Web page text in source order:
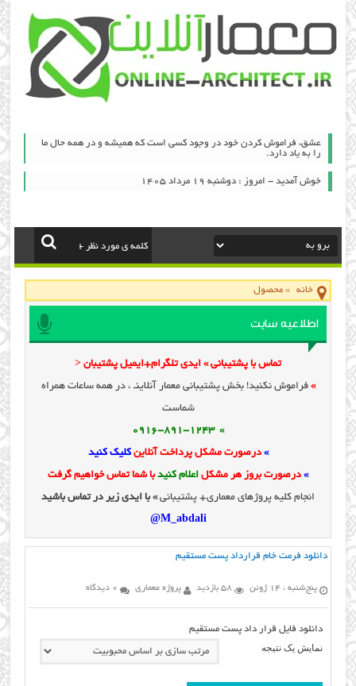
عشق، فراموش كردن خود در وجود كسی است كه همیشه و در همه حال ما
را به یاد دارد.
خوش آمدید - امروز : دوشنبه ۱۹ مرداد ۱۴۰۵
خانه »محصول
اطلاعیه سایت
تماس با پشتیبانی » ایدی تلگرام+ایمیل پشتیبان <
» فراموش نکنید! بخش پشتیبانی معمار آنلاینـ ، در همه ساعات همراه
شماست
» 0916-891-1243
» درصورت مشکل پرداخت آنلاینکلیک کنید
» درصورت بروز هر مشکل اعلام کنیدبا شما تماس خواهیم گرفت
انجام کلیه پروژهای معماری+ پشتیبانی» با ایدی زیر در تماس باشید
M_abdali@
دانلود فرمت خام قرارداد پست مستقيم
پنج‌شنبه ، 14 ژوئن 58 بازدید پروژه معماری 0 دیدگاه
دانلود فایل قرار داد پست مستقيم
نمایش یک نتیجه